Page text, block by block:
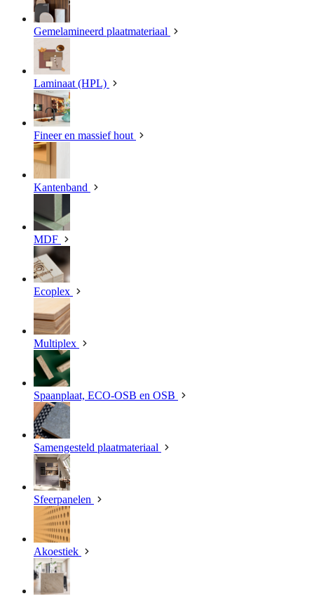
Gemelamineerd plaatmateriaal
Laminaat (HPL)
Fineer en massief hout
Kantenband
MDF
Ecoplex
Multiplex
Spaanplaat, ECO-OSB en OSB
Samengesteld plaatmateriaal
Sfeerpanelen
Akoestiek